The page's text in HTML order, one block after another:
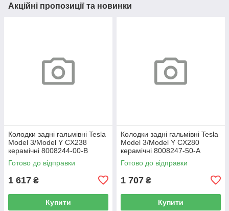
Акційні пропозиції та новинки
Колодки задні гальмівні Tesla
Model 3/Model Y CX238
керамічні 8008244-00-B
Готово до відправки
1 617 ₴
Купити
Колодки задні гальмівні Tesla
Model 3/Model Y CX280
керамічні 8008247-50-A
Готово до відправки
1 707 ₴
Купити